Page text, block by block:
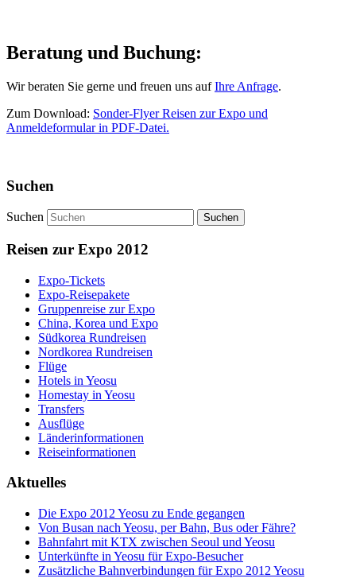
Beratung und Buchung:
Wir beraten Sie gerne und freuen uns aufIhre Anfrage.
Zum Download: Sonder-Flyer Reisen zur Expo und
Anmeldeformular in PDF-Datei.
Suchen
Suchen
Reisen zur Expo 2012
Expo-Tickets
Expo-Reisepakete
Gruppenreise zur Expo
China, Korea und Expo
Südkorea Rundreisen
Nordkorea Rundreisen
Flüge
Hotels in Yeosu
Homestay in Yeosu
Transfers
Ausflüge
Länderinformationen
Reiseinformationen
Aktuelles
Die Expo 2012 Yeosu zu Ende gegangen
Von Busan nach Yeosu, per Bahn, Bus oder Fähre?
Bahnfahrt mit KTX zwischen Seoul und Yeosu
Unterkünfte in Yeosu für Expo-Besucher
Zusätzliche Bahnverbindungen für Expo 2012 Yeosu